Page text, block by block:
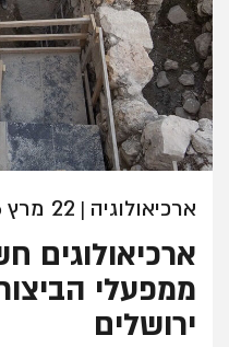
ארכיאולוגיה | 22 מרץ 2026
ארכיאולוגים
ממפעלי
ירושלים